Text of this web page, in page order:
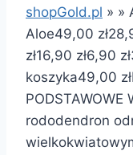
shopGold.pl » »
Aloe49,00 zł
zł16,90 zł6,90 zł
koszyka49,00 zł
rododendron